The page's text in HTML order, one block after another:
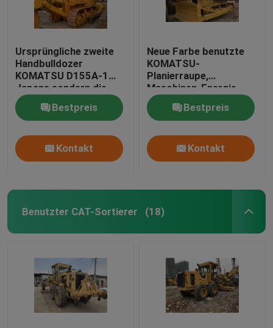
Ursprüngliche zweite
Handbulldozer
KOMATSU D155A-1
Japans sondern die
1990-jährige
Trennmaschine aus
Bestpreis
Kontakt
Neue Farbe benutzte
KOMATSU-
Planierraupe,
Maschinen-Energie
Bulldozer-KOMATSU
D85A-21 228hp
Bestpreis
Kontakt
Benutzter CAT-Sortierer (18)